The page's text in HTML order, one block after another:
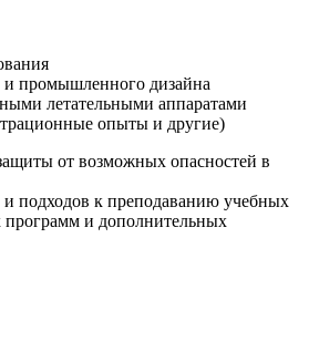
и промышленного дизайна
летательными аппаратами
опыты и другие)
от возможных опасностей в
и подходов к преподаванию учебных
программ и дополнительных